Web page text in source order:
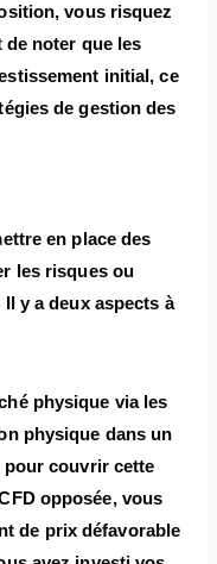
vous risquez
noter que les
initial, ce
de gestion des
en place des
les risques ou
y a deux aspects à
physique via les
physique dans un
couvrir cette
opposée, vous
de prix défavorable